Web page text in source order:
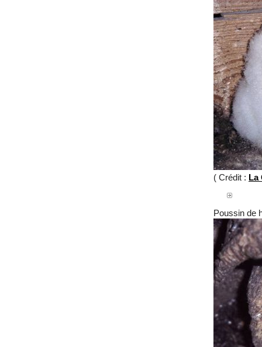
( Crédit : La
Poussin de